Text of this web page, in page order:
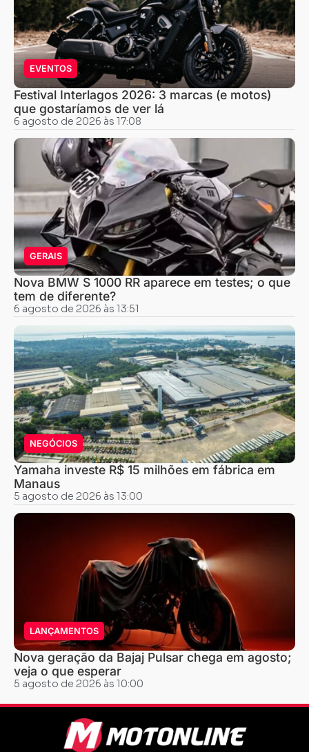
EVENTOS
Festival Interlagos 2026: 3 marcas (e motos)
que gostaríamos de ver lá
6 agosto de 2026 às 17:08
GERAIS
Nova BMW S 1000 RR aparece em testes; o que
tem de diferente?
6 agosto de 2026 às 13:51
NEGÓCIOS
Yamaha investe R$ 15 milhões em fábrica em
Manaus
5 agosto de 2026 às 13:00
LANÇAMENTOS
Nova geração da Bajaj Pulsar chega em agosto;
veja o que esperar
5 agosto de 2026 às 10:00